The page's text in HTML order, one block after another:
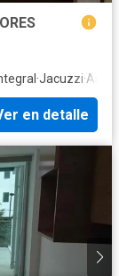
·Jacuzzi·
en detalle